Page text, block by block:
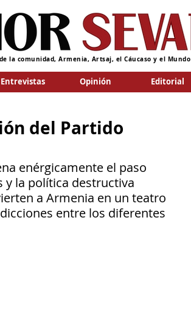
la comunidad, Armenia, Artsaj, el Cáucaso y el Mundo
Entrevistas Opinión Editorial
del Partido
enérgicamente el paso
y la política destructiva
a Armenia en un teatro
entre los diferentes